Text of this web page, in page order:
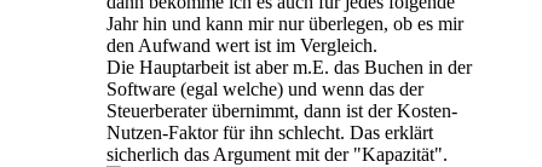
Jahr hin und kann mir nur überlegen, ob es mir
den Aufwand wert ist im Vergleich.
Die Hauptarbeit ist aber m.E. das Buchen in der
Software (egal welche) und wenn das der
Steuerberater übernimmt, dann ist der Kosten-
Nutzen-Faktor für ihn schlecht. Das erklärt
sicherlich das Argument mit der "Kapazität".